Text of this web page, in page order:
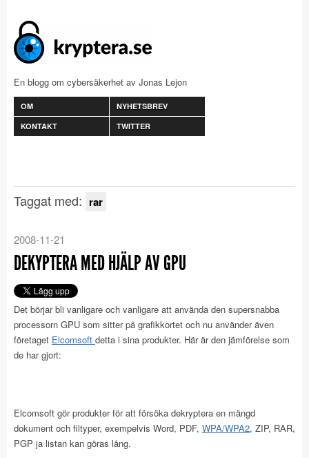
En blogg om cybersäkerhet av Jonas Lejon
OM
NYHETSBREV
KONTAKT
TWITTER
Taggat med: rar
2008-11-21
DEKYPTERA MED HJÄLP AV GPU
Det börjar bli vanligare och vanligare att använda den supersnabba
processorn GPU som sitter på grafikkortet och nu använder även
företaget Elcomsoft detta i sina produkter. Här är den jämförelse som
de har gjort:
Elcomsoft gör produkter för att försöka dekryptera en mängd
dokument och filtyper, exempelvis Word, PDF, WPA/WPA2, ZIP, RAR,
PGP ja listan kan göras lång.